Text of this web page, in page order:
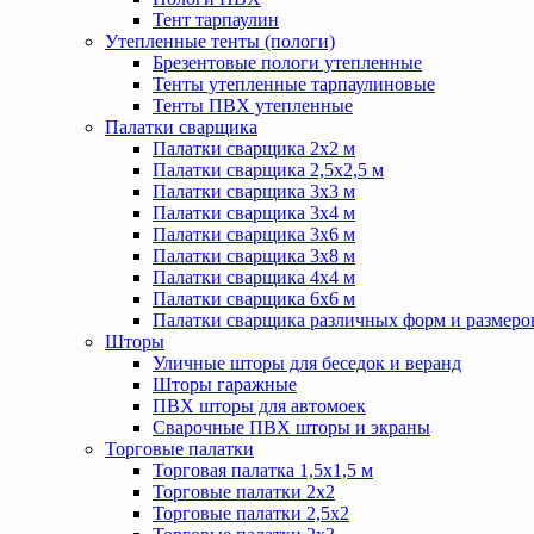
Тент тарпаулин
Утепленные тенты (пологи)
Брезентовые пологи утепленные
Тенты утепленные тарпаулиновые
Тенты ПВХ утепленные
Палатки сварщика
Палатки сварщика 2х2 м
Палатки сварщика 2,5х2,5 м
Палатки сварщика 3х3 м
Палатки сварщика 3х4 м
Палатки сварщика 3х6 м
Палатки сварщика 3х8 м
Палатки сварщика 4х4 м
Палатки сварщика 6х6 м
Палатки сварщика различных форм и
Шторы
Уличные шторы для беседок и веранд
Шторы гаражные
ПВХ шторы для автомоек
Сварочные ПВХ шторы и экраны
Торговые палатки
Торговая палатка 1,5х1,5 м
Торговые палатки 2х2
Торговые палатки 2,5х2